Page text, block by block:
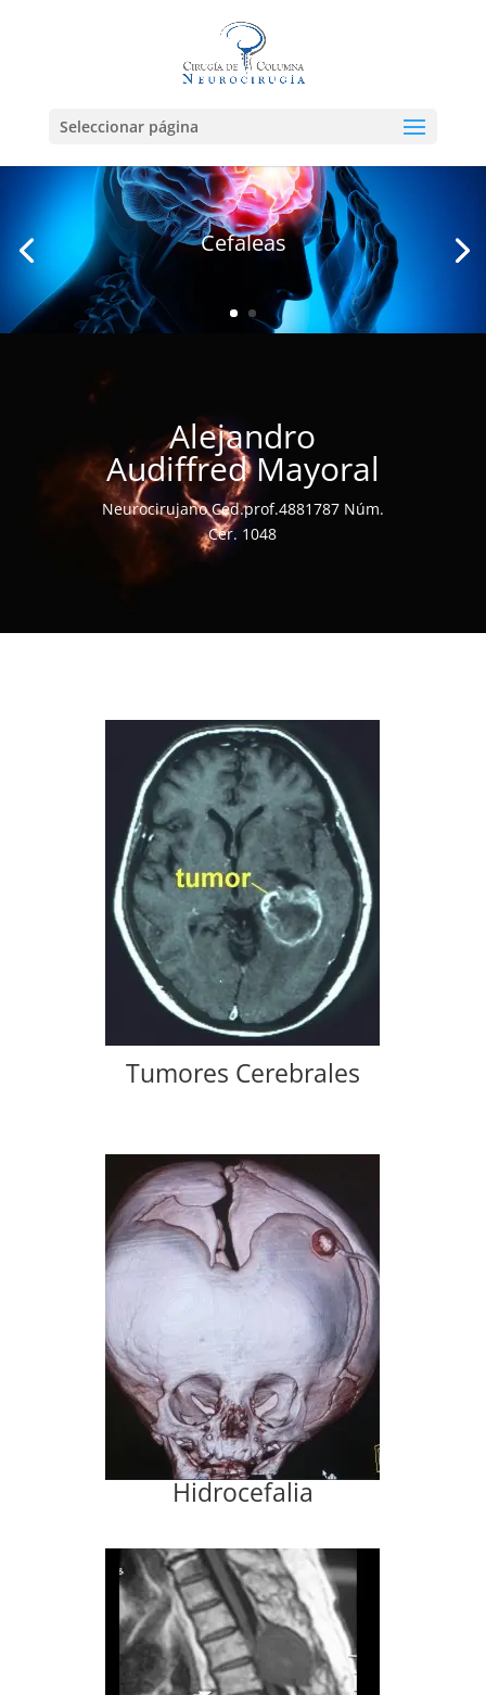
Seleccionar página
Cefaleas
Alejandro
Audiffred Mayoral
Neurocirujano Ced.prof.4881787 Núm.
Cer. 1048
Tumores Cerebrales
Hidrocefalia